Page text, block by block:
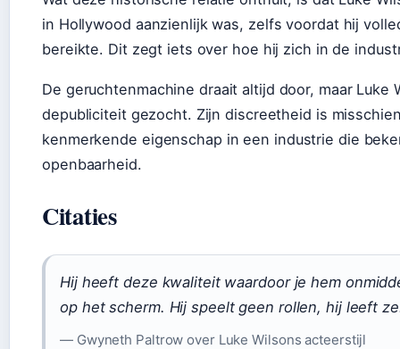
in Hollywood aanzienlijk was, zelfs voordat hij
bereikte. Dit zegt iets over hoe hij zich in de
De geruchtenmachine draait altijd door, maar Luke
depubliciteit gezocht. Zijn discreetheid is
kenmerkende eigenschap in een industrie die
openbaarheid.
Citaties
Hij heeft deze kwaliteit waardoor je hem
op het scherm. Hij speelt geen rollen, hij leeft
— Gwyneth Paltrow over Luke Wilsons acteerstijl